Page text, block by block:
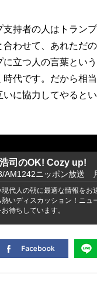
持者の人はトラン
わせて、あれただ
立つ人の言葉とい
代です。だから相
に協力してやると
司のOK! Cozy up!
AM1242ニッポン放送
現代人の朝に最適な情報をお
熱いディスカッション！ニュ
待ちしています。